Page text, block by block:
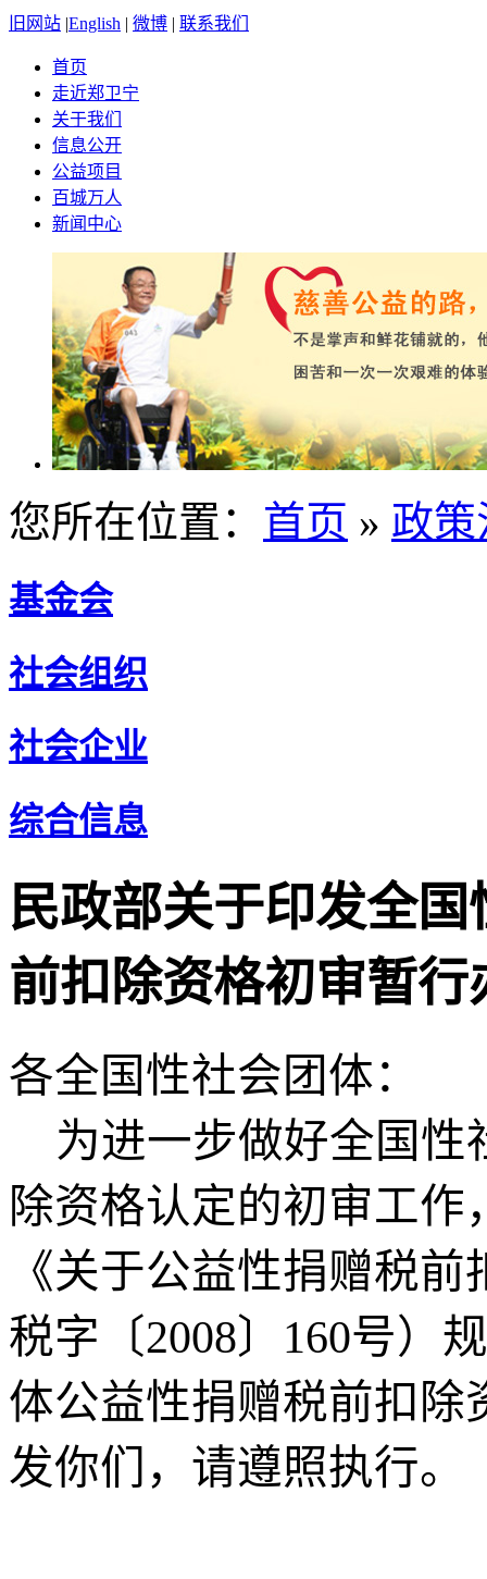
旧网站 |English | 微博 | 联系我们
首页
走近郑卫宁
关于我们
信息公开
公益项目
百城万人
新闻中心
您所在位置： 首页 » 政
基金会
社会组织
社会企业
综合信息
民政部关于印发全
前扣除资格初审暂行
各全国性社会团体：
为进一步做好全国性
除资格认定的初审工作
《关于公益性捐赠税
税字〔2008〕160号）
体公益性捐赠税前扣除
发你们，请遵照执行。